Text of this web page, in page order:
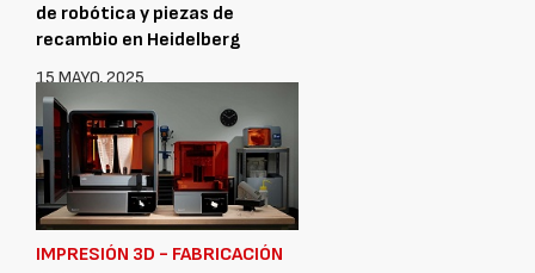
de robótica y piezas de
recambio en Heidelberg
15 MAYO, 2025
IMPRESIÓN 3D - FABRICACIÓN